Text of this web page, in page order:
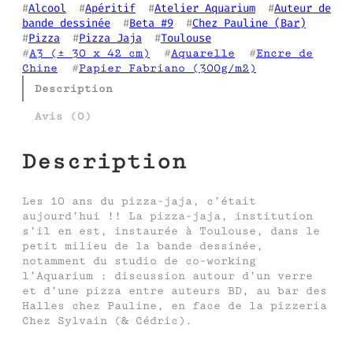
#Alcool
  #
Apéritif
  #
Atelier Aquarium
  #
Auteur de
bande dessinée
  #
Beta #9
  #
Chez Pauline (Bar)
#Pizza
  #
Pizza Jaja
  #
Toulouse
#A3 (± 30 x 42 cm)
  #
Aquarelle
  #
Encre de
Chine
  #
Papier Fabriano (300g/m2)
Description
Avis (0)
Description
Les 10 ans du pizza-jaja, c’était
aujourd’hui !! La pizza-jaja, institution
s’il en est, instaurée à Toulouse, dans le
petit milieu de la bande dessinée,
notamment du studio de co-working
l’Aquarium : discussion autour d’un verre
et d’une pizza entre auteurs BD, au bar des
Halles chez Pauline, en face de la pizzeria
Chez Sylvain (& Cédric).